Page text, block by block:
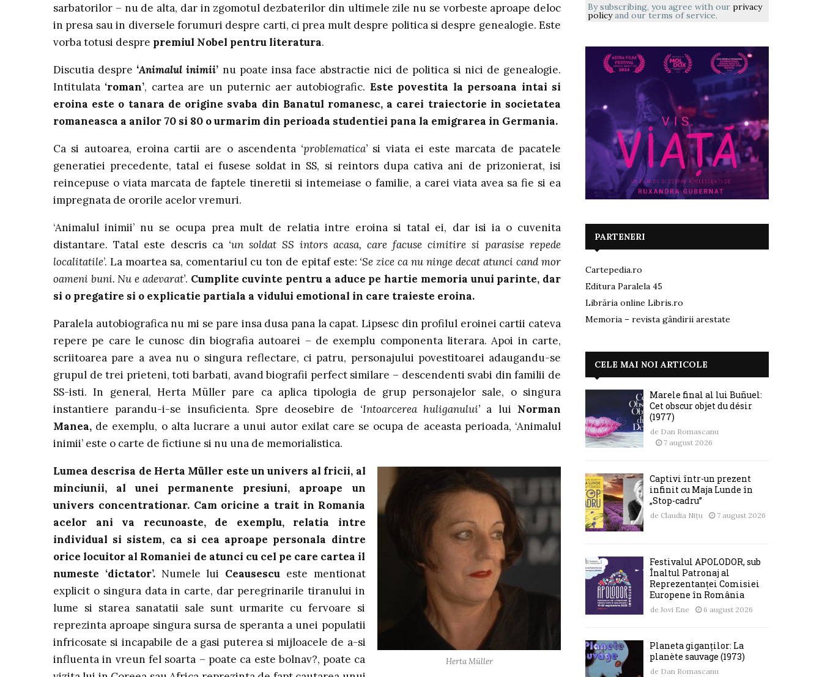
sarbatorilor – nu de alta, dar in zgomotul dezbaterilor din ultimele zile nu se vorbeste aproape deloc
in presa sau in diversele forumuri despre carti, ci prea mult despre politica si despre genealogie. Este
vorba totusi despre premiul Nobel pentru literatura.
Discutia despre ‘Animalul inimii’ nu poate insa face abstractie nici de politica si nici de genealogie.
Intitulata ‘roman’, cartea are un puternic aer autobiografic. Este povestita la persoana intai si
eroina este o tanara de origine svaba din Banatul romanesc, a carei traiectorie in societatea
romaneasca a anilor 70 si 80 o urmarim din perioada studentiei pana la emigrarea in Germania.
Ca si autoarea, eroina cartii are o ascendenta ‘problematica’ si viata ei este marcata de pacatele
generatiei precedente, tatal ei fusese soldat in SS, si reintors dupa cativa ani de prizonierat, isi
reincepuse o viata marcata de faptele tineretii si intemeiase o familie, a carei viata avea sa fie si ea
impregnata de ororile acelor vremuri.
‘Animalul inimii’ nu se ocupa prea mult de relatia intre eroina si tatal ei, dar isi ia o cuvenita
distantare. Tatal este descris ca ‘un soldat SS intors acasa, care facuse cimitire si parasise repede
localitatile’. La moartea sa, comentariul cu ton de epitaf este: ‘Se zice ca nu ninge decat atunci cand mor
oameni buni. Nu e adevarat’. Cumplite cuvinte pentru a aduce pe hartie memoria unui parinte, dar
si o pregatire si o explicatie partiala a vidului emotional in care traieste eroina.
Paralela autobiografica nu mi se pare insa dusa pana la capat. Lipsesc din profilul eroinei cartii cateva
repere pe care le cunosc din biografia autoarei – de exemplu componenta literara. Apoi in carte,
scriitoarea pare a avea nu o singura reflectare, ci patru, personajului povestitoarei adaugandu-se
grupul de trei prieteni, toti barbati, avand biografii perfect similare – descendenti svabi din familii de
SS-isti. In general, Herta Müller pare ca aplica tipologia de grup personajelor sale, o singura
instantiere parandu-i-se insuficienta. Spre deosebire de ‘Intoarcerea huliganului’ a lui Norman
Manea, de exemplu, o alta lucrare a unui autor exilat care se ocupa de aceasta perioada, ‘Animalul
inimii’ este o carte de fictiune si nu una de memorialistica.
Herta Müller
Lumea descrisa de Herta Müller este un univers al fricii, al
minciunii, al unei permanente presiuni, aproape un
univers concentrationar. Cam oricine a trait in Romania
acelor ani va recunoaste, de exemplu, relatia intre
individual si sistem, ca si cea aproape personala dintre
orice locuitor al Romaniei de atunci cu cel pe care cartea il
numeste ‘dictator’.Numele lui Ceausescu este mentionat
explicit o singura data in carte, dar peregrinarile tiranului in
lume si starea sanatatii sale sunt urmarite cu fervoare si
reprezinta aproape singura sursa de speranta a unei populatii
infricosate si incapabile de a gasi puterea si mijloacele de a-si
influenta in vreun fel soarta – poate ca este bolnav?, poate ca
By subscribing, you agree with our privacy
policyand our terms of service.
PARTENERI
Cartepedia.ro
Editura Paralela 45
Librăria online Libris.ro
Memoria – revista gândirii arestate
CELE MAI NOI ARTICOLE
Marele final al lui Buñuel:
Cet obscur objet du désir
(1977)
de Dan Romascanu
7 august 2026
Captivi într-un prezent
infinit cu Maja Lunde în
„Stop-cadru”
de Claudia Nițu 7 august 2026
Festivalul APOLODOR, sub
Înaltul Patronaj al
Reprezentanței Comisiei
Europene în România
de Jovi Ene 6 august 2026
Planeta giganților: La
planète sauvage (1973)
de Dan Romascanu